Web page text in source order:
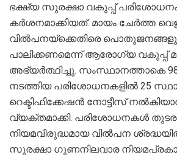
ഭക്ഷ്യ സുരക്ഷാ വകുപ്പ്
കർശനമാക്കിയത്. മായം ചേർത്ത
വിൽപനയ്ക്കെതിരെ
പാലിക്കണമെന്ന് ആരോഗ്യ വകുപ്പ്
അഭ്യർത്ഥിച്ചു. സംസ്ഥാനത്താകെ
നടത്തിയ പരിശോധനകളിൽ 25
റെക്ടിഫിക്കേഷൻ നോട്ടീസ്
വ്യക്തമാക്കി. പരിശോധനകൾ
നിയമവിരുദ്ധമായ വിൽപന
സുരക്ഷാ ഗുണനിലവാര